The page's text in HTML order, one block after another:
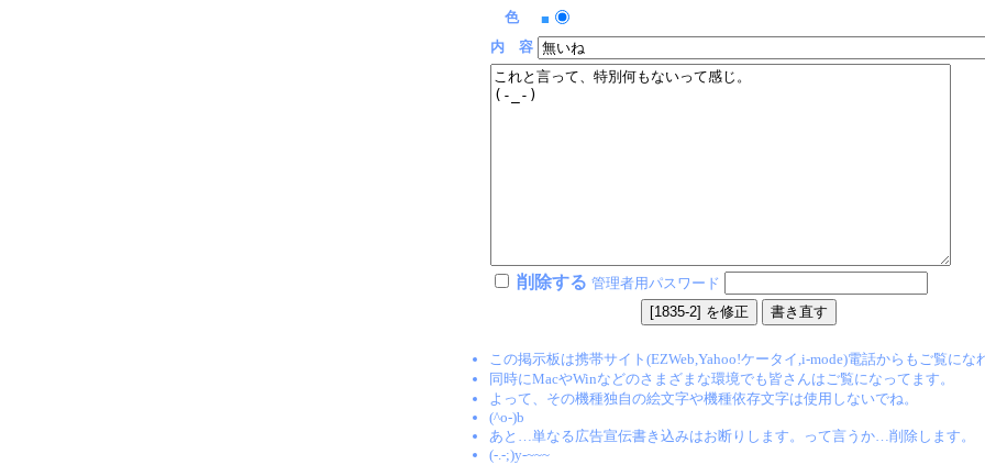
色
■
内 容
削除する 管理者用パスワード
この掲示板は携帯サイト(EZWeb,Yahoo!ケータイ,i-mode)電話からもご覧にな
同時にMacやWinなどのさまざまな環境でも皆さんはご覧になってます。
よって、その機種独自の絵文字や機種依存文字は使用しないでね。
(^o-)b
あと…単なる広告宣伝書き込みはお断りします。って言うか…削除します。
(-.-;)y-~~~